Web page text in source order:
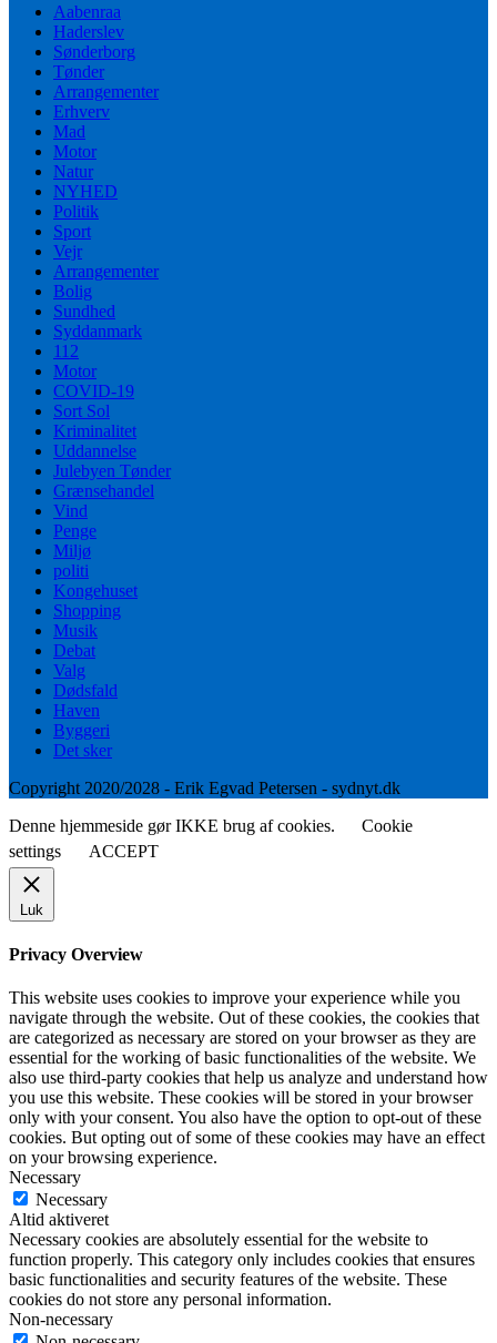
Aabenraa
Haderslev
Sønderborg
Tønder
Arrangementer
Erhverv
Mad
Motor
Natur
NYHED
Politik
Sport
Vejr
Arrangementer
Bolig
Sundhed
Syddanmark
112
Motor
COVID-19
Sort Sol
Kriminalitet
Uddannelse
Julebyen Tønder
Grænsehandel
Vind
Penge
Miljø
politi
Kongehuset
Shopping
Musik
Debat
Valg
Dødsfald
Haven
Byggeri
Det sker
Copyright 2020/2028 - Erik Egvad Petersen - sydnyt.dk
Denne hjemmeside gør IKKE brug af cookies.
Cookie
settings
ACCEPT
Luk
Privacy Overview
This website uses cookies to improve your experience while you
navigate through the website. Out of these cookies, the cookies that
are categorized as necessary are stored on your browser as they are
essential for the working of basic functionalities of the website. We
also use third-party cookies that help us analyze and understand how
you use this website. These cookies will be stored in your browser
only with your consent. You also have the option to opt-out of these
cookies. But opting out of some of these cookies may have an effect
on your browsing experience.
Necessary
Necessary
Altid aktiveret
Necessary cookies are absolutely essential for the website to
function properly. This category only includes cookies that ensures
basic functionalities and security features of the website. These
cookies do not store any personal information.
Non-necessary